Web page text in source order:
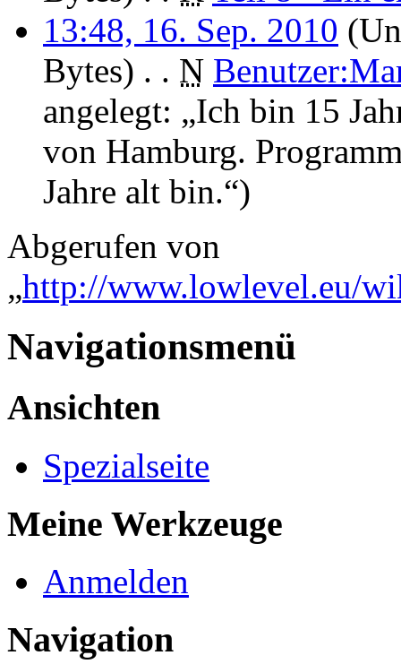
13:48, 16. Sep. 2010
Bytes) . . N
angelegt: „Ich bin 15
von Hamburg.
Jahre alt bin.“)
Abgerufen von
„http://www.lowlevel.eu/
Navigationsmenü
Ansichten
Spezialseite
Meine Werkzeuge
Anmelden
Navigation